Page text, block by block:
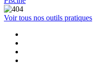
Voir tous nos outils pratiques